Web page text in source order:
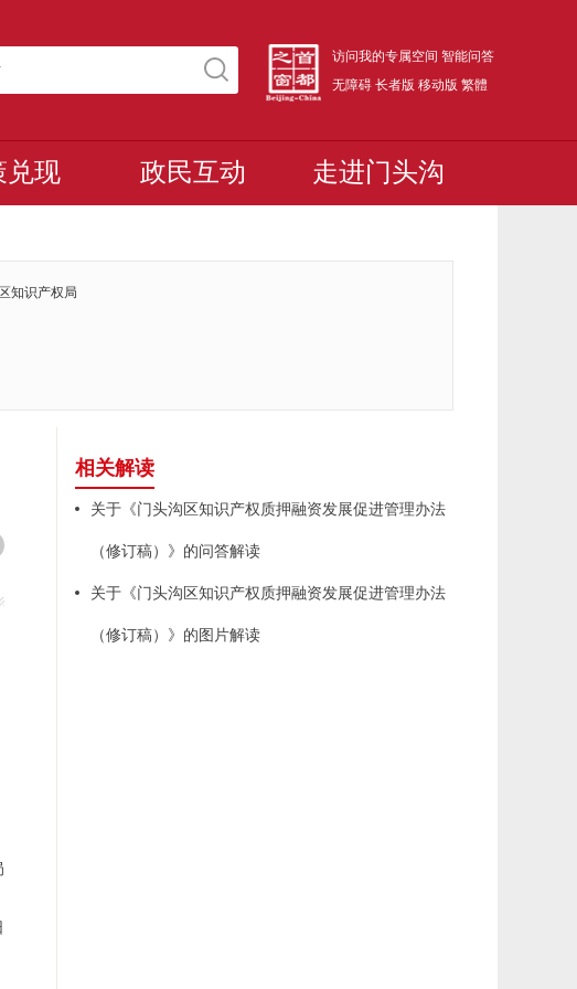
访问我的专属空间 智能问答
无障碍 长者版 移动版 繁體
兑现 政民互动 走进门头沟
知识产权局
相关解读
关于《门头沟区知识产权质押融资发展促进管理办法
（修订稿）》的问答解读
关于《门头沟区知识产权质押融资发展促进管理办法
（修订稿）》的图片解读